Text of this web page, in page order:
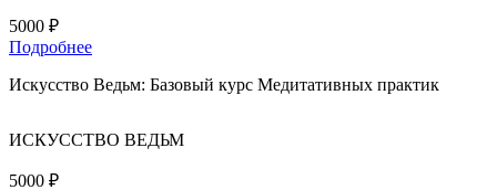
5000 ₽
Подробнее
Искусство Ведьм: Базовый курс Медитативных практик
ИСКУССТВО ВЕДЬМ
5000 ₽